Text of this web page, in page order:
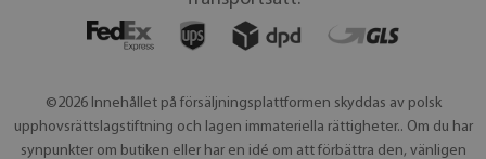
©2026 Innehållet på försäljningsplattformen skyddas av polsk
upphovsrättslagstiftning och lagen immateriella rättigheter.. Om du har
synpunkter om butiken eller har en idé om att förbättra den, vänligen